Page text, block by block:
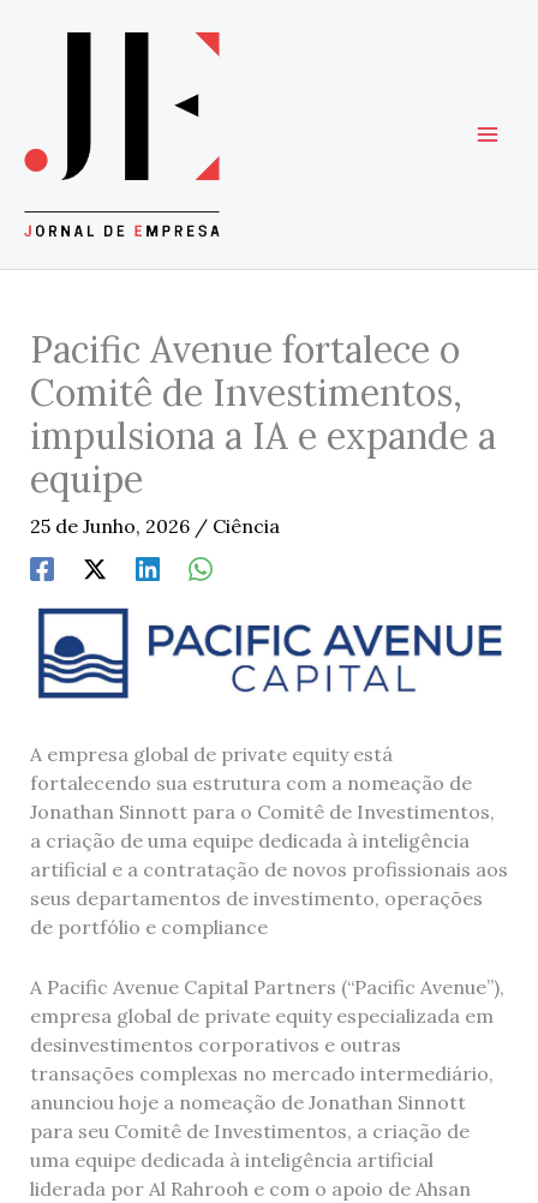
Pacific Avenue fortalece o
Comitê de Investimentos,
impulsiona a IA e expande a
equipe
25 de Junho, 2026 / Ciência
A empresa global de private equity está
fortalecendo sua estrutura com a nomeação de
Jonathan Sinnott para o Comitê de Investimentos,
a criação de uma equipe dedicada à inteligência
artificial e a contratação de novos profissionais aos
seus departamentos de investimento, operações
de portfólio e compliance
A Pacific Avenue Capital Partners (“Pacific Avenue”),
empresa global de private equity especializada em
desinvestimentos corporativos e outras
transações complexas no mercado intermediário,
anunciou hoje a nomeação de Jonathan Sinnott
para seu Comitê de Investimentos, a criação de
uma equipe dedicada à inteligência artificial
liderada por Al Rahrooh e com o apoio de Ahsan